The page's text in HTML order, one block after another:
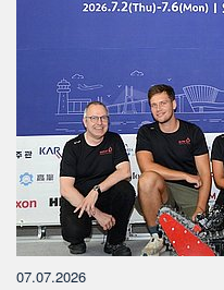
07.07.2026